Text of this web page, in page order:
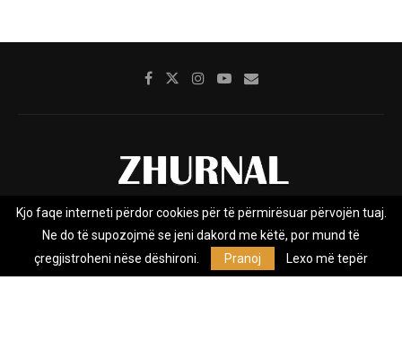
Rreth nesh Impresumi Marketing
Privacy Policy
Zhurnal.mk është Agjenci e Lajmeve e pavarur, e themeluar në vitin
Kjo faqe interneti përdor cookies për të përmirësuar përvojën tuaj.
Ne do të supozojmë se jeni dakord me këtë, por mund të
çregjistroheni nëse dëshironi.
Pranoj Lexo më tepër